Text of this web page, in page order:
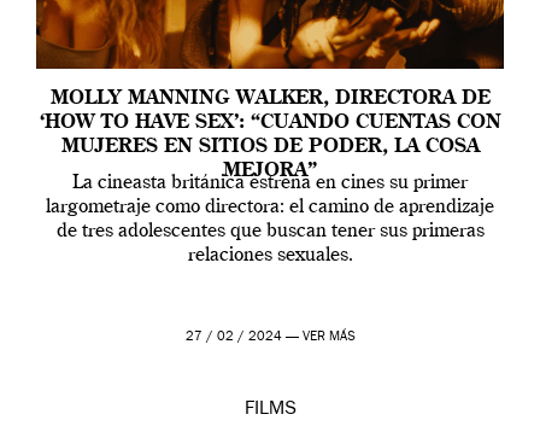
MOLLY MANNING WALKER, DIRECTORA DE
‘HOW TO HAVE SEX’: “CUANDO CUENTAS CON
MUJERES EN SITIOS DE PODER, LA COSA
MEJORA”
La cineasta británica estrena en cines su primer
largometraje como directora: el camino de aprendizaje
de tres adolescentes que buscan tener sus primeras
relaciones sexuales.
27 / 02 / 2024 — VER MÁS
FILMS